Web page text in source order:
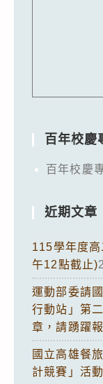
百年校慶
百年校慶
近期文章
115學年度
午12點截止)
運動部委請
行動站」第
章，請踴躍
國立高雄餐
計競賽」活動